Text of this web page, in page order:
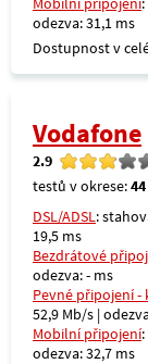
odezva: 31,1 ms
Dostupnost v
Vodafone
2.9
testů v okrese:44
DSL/ADSL:
19,5 ms
Bezdrátové
odezva: - ms
Pevné připojení
52,9 Mb/s |
Mobilní připojení
odezva: 32,7 ms